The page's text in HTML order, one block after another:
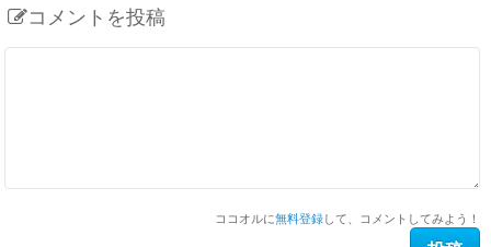
コメントを投稿
ココオルに無料登録して、コメントしてみよう！